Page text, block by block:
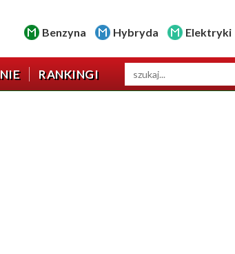
Benzyna Hybryda Elektryki
RANKINGI